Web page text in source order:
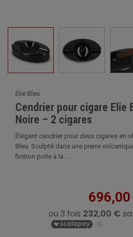
Elie Bleu
Cendrier pour cigare Elie
Noire – 2 cigares
Élégant cendrier pour deux cigares en
Bleu. Sculpté dans une pierre
finition polie à la ...
696,00